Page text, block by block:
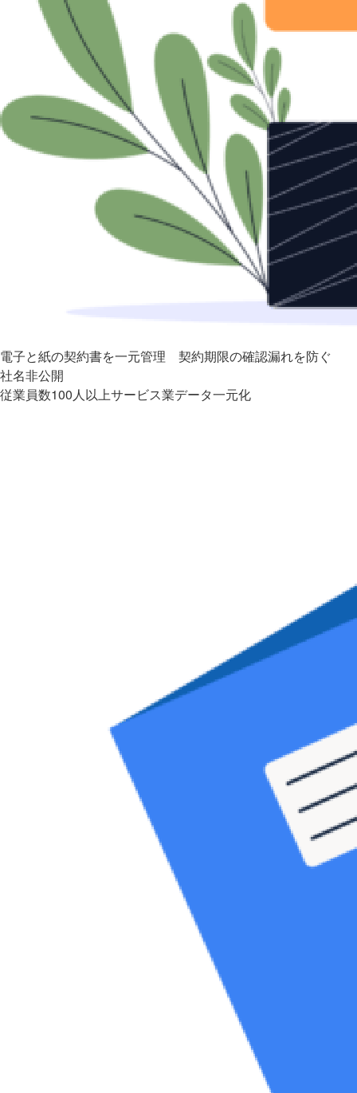
電子と紙の契約書を一元管理 契約期限の確認漏れを防ぐ
社名非公開
従業員数100人以上サービス業データ一元化